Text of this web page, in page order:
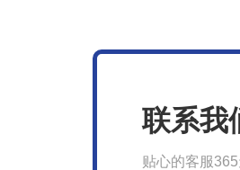
联系我
贴心的客服